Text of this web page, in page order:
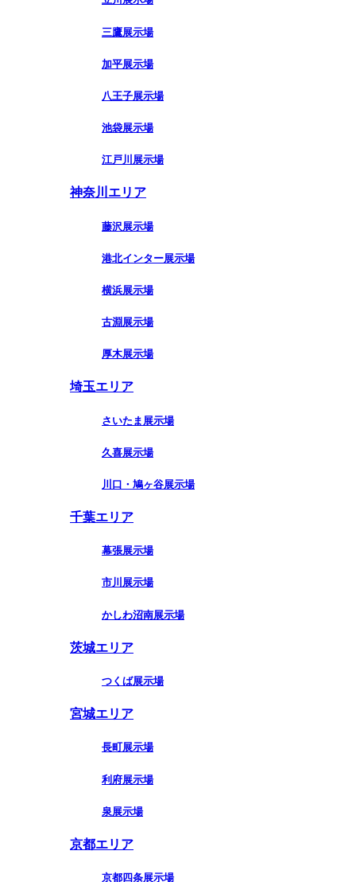
三鷹展示場
加平展示場
八王子展示場
池袋展示場
江戸川展示場
神奈川エリア
藤沢展示場
港北インター展示場
横浜展示場
古淵展示場
厚木展示場
埼玉エリア
さいたま展示場
久喜展示場
川口・鳩ヶ谷展示場
千葉エリア
幕張展示場
市川展示場
かしわ沼南展示場
茨城エリア
つくば展示場
宮城エリア
長町展示場
利府展示場
泉展示場
京都エリア
京都四条展示場